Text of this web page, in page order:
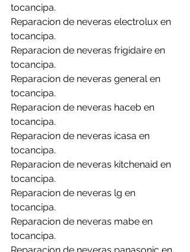
tocancipa.
Reparacion de neveras electrolux en
tocancipa.
Reparacion de neveras frigidaire en
tocancipa.
Reparacion de neveras general en
tocancipa.
Reparacion de neveras haceb en
tocancipa.
Reparacion de neveras icasa en
tocancipa.
Reparacion de neveras kitchenaid en
tocancipa.
Reparacion de neveras lg en
tocancipa.
Reparacion de neveras mabe en
tocancipa.